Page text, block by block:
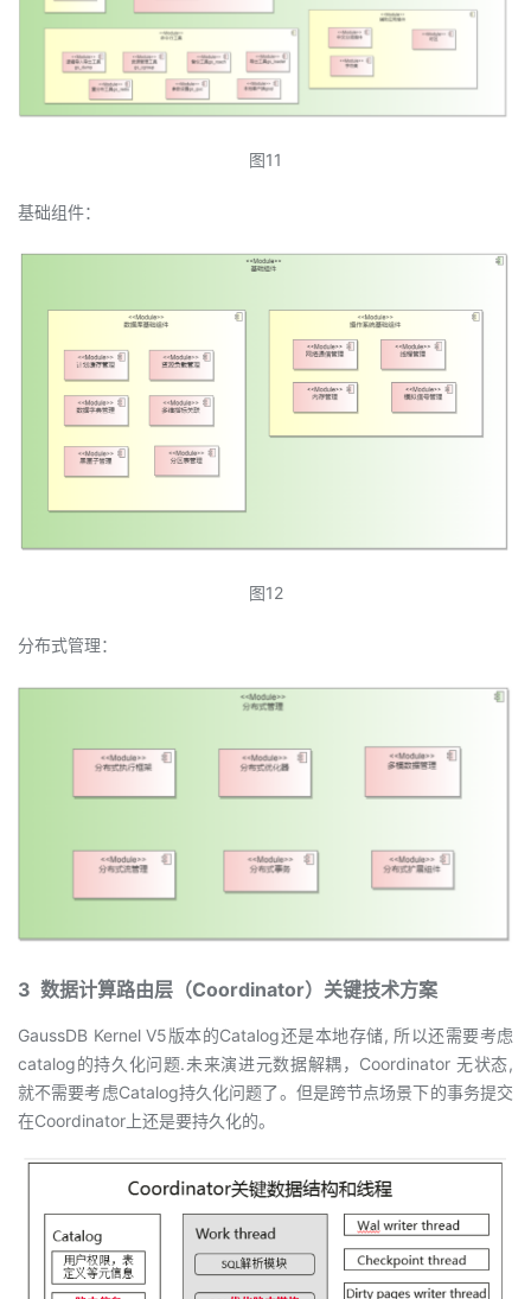
图11
基础组件：
图12
分布式管理：
3 数据计算路由层（Coordinator）关键技术方案
GaussDB Kernel V5版本的Catalog还是本地存储, 所以还需要考虑
catalog的持久化问题.未来演进元数据解耦，Coordinator 无状态,
就不需要考虑Catalog持久化问题了。但是跨节点场景下的事务提交
在Coordinator上还是要持久化的。